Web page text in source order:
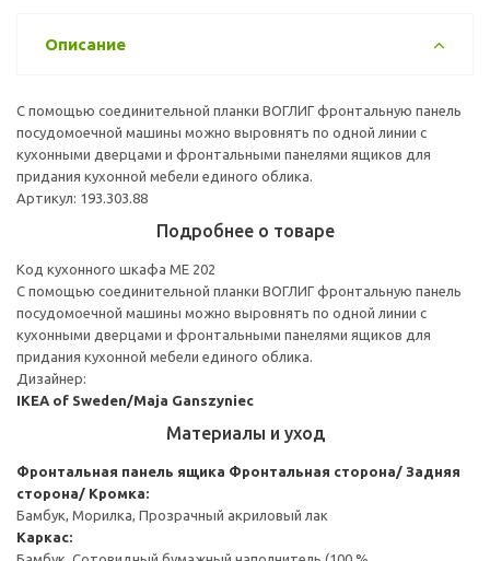
Описание
С помощью соединительной планки ВОГЛИГ фронтальную панель
посудомоечной машины можно выровнять по одной линии с
кухонными дверцами и фронтальными панелями ящиков для
придания кухонной мебели единого облика.
Артикул: 193.303.88
Подробнее о товаре
Код кухонного шкафа ME 202
С помощью соединительной планки ВОГЛИГ фронтальную панель
посудомоечной машины можно выровнять по одной линии с
кухонными дверцами и фронтальными панелями ящиков для
придания кухонной мебели единого облика.
Дизайнер:
IKEA of Sweden/Maja Ganszyniec
Материалы и уход
Фронтальная панель ящика Фронтальная сторона/ Задняя
сторона/ Кромка:
Бамбук, Морилка, Прозрачный акриловый лак
Каркас: